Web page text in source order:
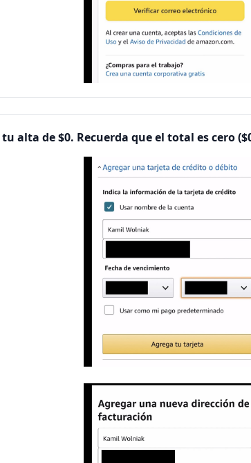
alta de $0. Recuerda que el total es cero